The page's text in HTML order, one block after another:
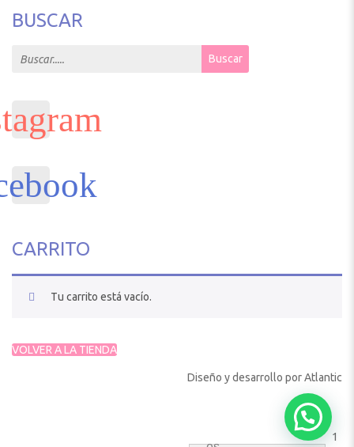
BUSCAR
Search for: Buscar
CARRITO
Tu carrito está vacío.
VOLVER A LA TIENDA
Diseño y desarrollo porAtlantic
1